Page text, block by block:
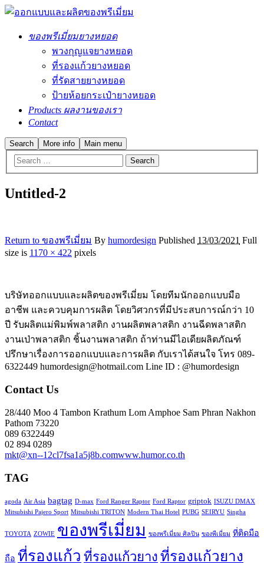
ของพรีเมี่ยมยางหยอด
พวงกุญแจยางหยอด
ที่รองแก้วยางหยอด
ที่รัดสายยางหยอด
ป้ายห้อยกระเป๋ายางหยอด
Products ผลงานของเรา
Contact
Search More info Main menu
Untitled-2
Return to ของพรีเมี่ยม By humordesign Published 13/03/2021 Full
size is 1170 × 422 pixels
บริษัทออกแบบและผลิตของพรีเมี่ยม โดยทีมนักออกแบบมือ
อาชีพ และควบคุมการผลิต โดยวิศวกรที่มีประสบการณ์กว่า 10
ปี รับผลิตแม่พิมพ์พลาสติก งานผลิตพลาสติก งานฉีดพลาสติก
งานเป่าพลาสติก ชิ้นงานพลาสติก ถ้าท่านมีไอเดียผลิตภัณฑ์
ปรึกษาเรื่องการออกแบบและการผลิต กับเราได้สนใจ โทร 089-
6322449 humordesign@hotmail.com Line ID : @humordesign
Contact Us
28/440 Moo 4 Tambon Krathum Lom Amphoe Sam Phran Nakhon
Pathom 73220
089 6322449
02 894 0289
mkt@xn--12cl7fsa1a5j8b.comwww.humor.co.th
TAG
agoda Air Asia bagtag D-max Ford Ranger Raptor Ford Raptor griptok ISUZU DMAX
Mitsubishi Pajero Sport Mitsubishi TRITON Modern Thai Hotel PUBG SEIRYU Singha
TOYOTA ZOWIE ของพรีเมี่ยม ของพรีเมี่ยม ศิลปิน ของพีเมี่ยม ที่ติดมือ
ถือ ที่รองแก้ว ที่รองแก้วยาง ที่รองแก้วยาง